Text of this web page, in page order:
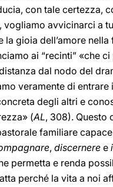
con tale certezza,
vogliamo avvicinarci a
la gioia dell’amore nella
ai “recinti” «che
dal nodo del
veramente di entrare
degli altri e
(AL, 308). Questo
familiare
, discernere e
permetta e renda
perché la vita a noi